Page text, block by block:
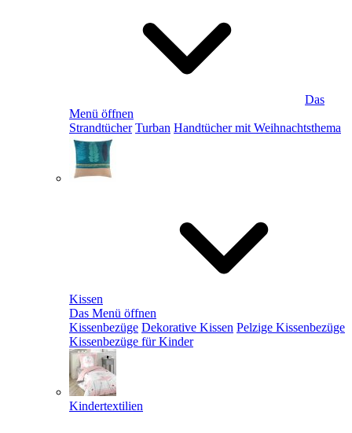
Das
Menü öffnen
Strandtücher Turban Handtücher mit Weihnachtsthema
Kissen
Das Menü öffnen
Kissenbezüge Dekorative Kissen Pelzige Kissenbezüge
Kissenbezüge für Kinder
Kindertextilien